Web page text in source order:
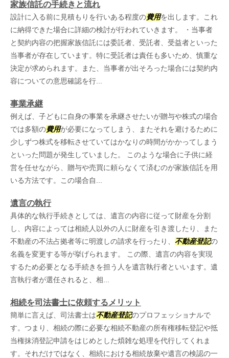
家族信託の手続きと流れ
設計に入る前に見積もりを行いある程度の費用を出します。これ
に納得できた場合に詳細の検討が行われていきます。 ・当事者
と契約内容の把握家族信託には委託者、受託者、受益者といった
当事者が存在しています。特に受託者は責任も多いため、慎重な
決定が求められます。また、当事者が出そろった場合には契約内
容についての意思確認を行...
事業承継
例えば、子どもに自身の事業を承継させたいが贈与や株式の場合
では多額の費用が必要になってしまう、またそれを避けるために
少しずつ株式を移転させていてはかなりの時間がかかってしまう
といった問題が発生していました。 このような場合に子供に経
営を任せながら、贈与や売買に頼らなくて済むのが家族信託を用
いる方法です。この場合自...
遺言の執行
具体的な執行手続きとしては、遺言の内容に従って財産を分割
し、内容によっては相続人以外の人に財産を引き渡したり、また
不動産の不法占拠者等に明渡しの請求を行ったり、 不動産登記の
名義を変更する等が挙げられます。 この際、遺言の内容を実現
するため必要となる手続きを担う人を遺言執行者といいます。遺
言執行者が選任されると、相...
相続を司法書士に依頼するメリット
簡単に言えば、司法書士は不動産登記のプロフェッショナルで
す。つまり、相続の際に必要な相続不動産の所有権移転登記や抵
当権抹消登記申請をはじめとした煩雑な処理を代行してくれま
す。それだけではなく、相続における相続放棄や遺言の検認の一